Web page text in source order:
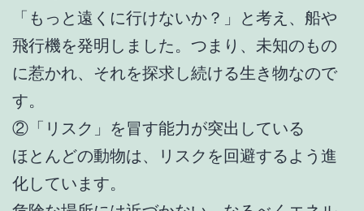
「もっと遠くに行けないか？」と考え、船や
飛行機を発明しました。つまり、未知のもの
に惹かれ、それを探求し続ける生き物なので
す。
②「リスク」を冒す能力が突出している
ほとんどの動物は、リスクを回避するよう進
化しています。